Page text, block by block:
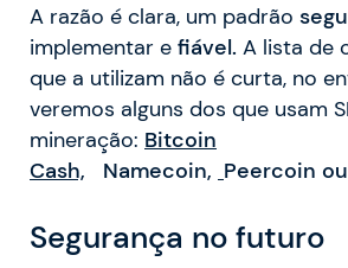
A razão é clara, um padrão
implementar e fiável. A lista de
que a utilizam não é curta, no
veremos alguns dos que usam
mineração: Bitcoin
Cash,
Namecoin, Peercoin ou
Segurança no futuro